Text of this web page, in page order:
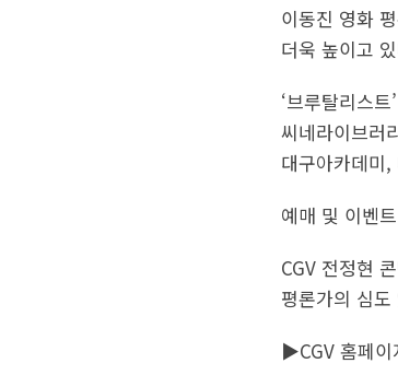
이동진 영화
더욱 높이고
‘브루탈리스
씨네라이브러
대구아카데미
예매 및 이벤
CGV 전정현
평론가의 심
▶CGV 홈페이